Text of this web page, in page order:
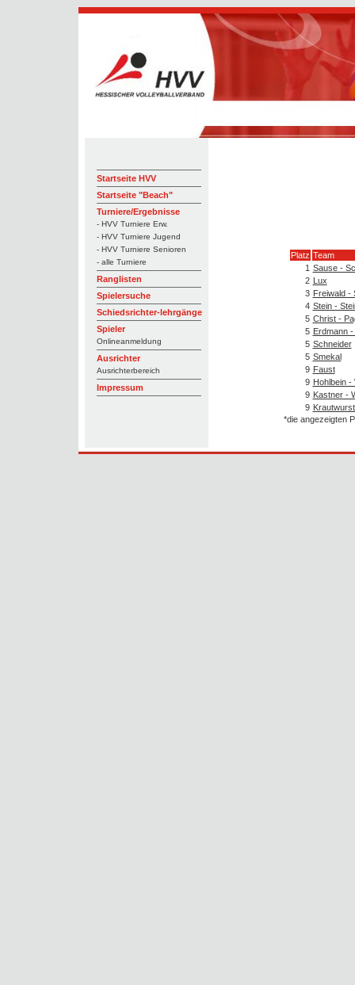
Startseite HVV
Startseite "Beach"
Turniere/Ergebnisse
- HVV Turniere Erw.
- HVV Turniere Jugend
- HVV Turniere Senioren
- alle Turniere
Ranglisten
Spielersuche
Schiedsrichter-lehrgänge
Spieler
Onlineanmeldung
Ausrichter
Ausrichterbereich
Impressum
Platz Team
1 Sause -
2 Lux
3 Freiwald -
4 Stein -
5 Christ -
5 Erdmann
5 Schneider
5 Smekal
9 Faust
9 Hohlbein -
9 Kastner -
9
*die angezeigten